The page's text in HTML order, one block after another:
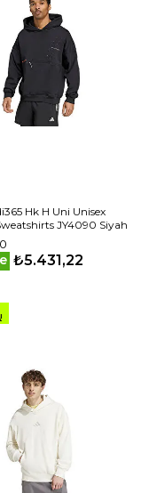
Hk H Uni Unisex
JY4090 Siyah
₺5.431,22